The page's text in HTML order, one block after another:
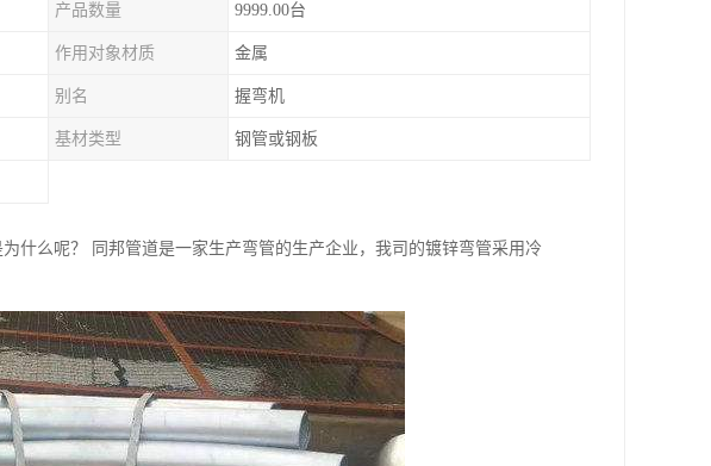
产品数量 9999.00台
作用对象材质 金属
别名 握弯机
基材类型 钢管或钢板
什么呢？ 同邦管道是一家生产弯管的生产企业，我司的镀锌弯管采用冷